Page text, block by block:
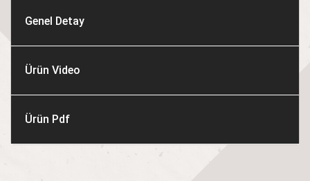
Genel Detay
Ürün Video
Ürün Pdf